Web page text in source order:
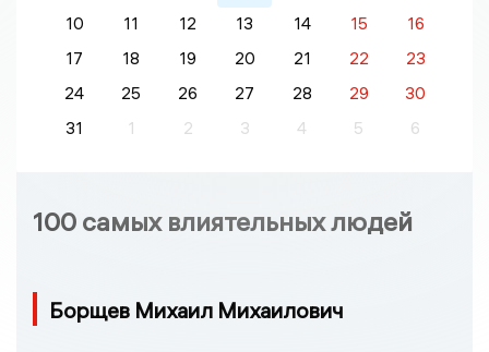
10
11 12 13 14 15
16
17
18 19 20 21 22
23
24
25 26 27 28 29
30
31
1 2 3 4 5 6
100 самых влиятельных людей
Борщев Михаил Михаилович